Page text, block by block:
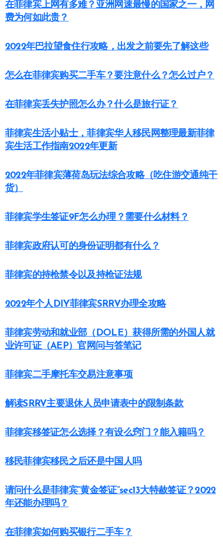
在菲律宾上网有多难？亚洲网速最慢的国家之一，网
费为何如此贵？
2022年巴拉望食住行攻略，出发之前要先了解这些
怎么在菲律宾购买二手车？要注意什么？怎么过户？
在菲律宾丢失护照怎么办？什么是旅行证？
菲律宾生活小贴士，菲律宾华人移民网整理最新菲律
宾生活工作指南2022年更新
2022年菲律宾薄荷岛玩法综合攻略（吃住游交通纯干
货）
菲律宾学生签证9F怎么办理？需要什么材料？
菲律宾政府认可的身份证明都有什么？
菲律宾的持枪禁令以及持枪证法规
2022年个人DIY菲律宾SRRV办理全攻略
菲律宾劳动和就业部（DOLE）获得所需的外国人就
业许可证（AEP）官网问与答笔记
菲律宾二手摩托车交易注意事项
解读SRRV主要退休人员申请表中的限制条款
菲律宾移签证怎么选择？有设么窍门？能入籍吗？
移民菲律宾移民之后还是中国人吗
请问什么是菲律宾“黄金签证”sec13大特赦签证？2022
年还能办理吗？
在菲律宾如何购买银行二手车？